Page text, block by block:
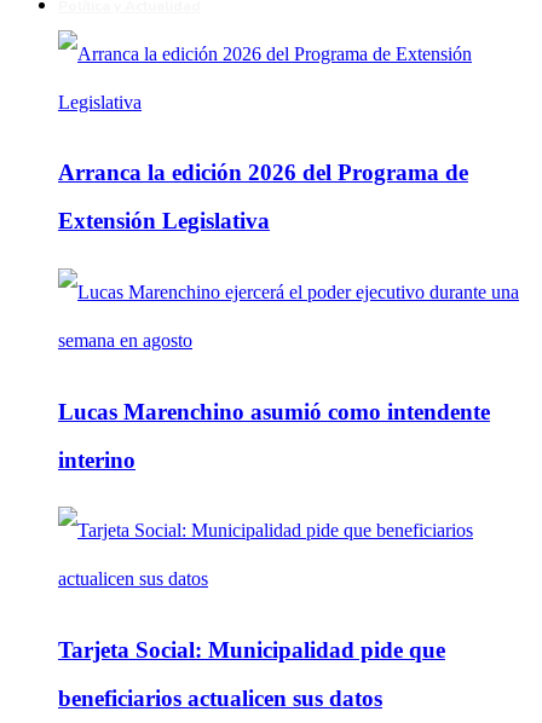
Arranca la edición 2026 del Programa de
Extensión Legislativa
Lucas Marenchino asumió como intendente
interino
Tarjeta Social: Municipalidad pide que
beneficiarios actualicen sus datos